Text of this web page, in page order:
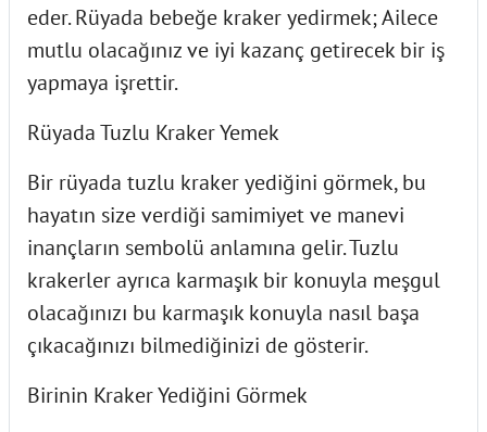
eder. Rüyada bebeğe kraker yedirmek; Ailece
mutlu ola­cağınız ve iyi kazanç getirecek bir iş
yapmaya işrettir.
Rüyada Tuzlu Kraker Yemek
Bir rüyada tuzlu kraker yediğini görmek, bu
hayatın size verdiği samimiyet ve manevi
inançların sembolü anlamına gelir. Tuzlu
krakerler ayrıca karmaşık bir konuyla meşgul
olacağınızı bu karmaşık konuyla nasıl başa
çıkacağınızı bilmediğinizi de gösterir.
Birinin Kraker Yediğini Görmek